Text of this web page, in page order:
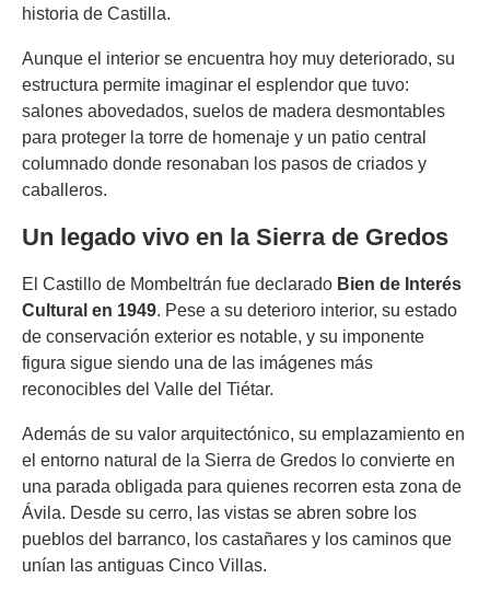
historia de Castilla.
Aunque el interior se encuentra hoy muy deteriorado, su
estructura permite imaginar el esplendor que tuvo:
salones abovedados, suelos de madera desmontables
para proteger la torre de homenaje y un patio central
columnado donde resonaban los pasos de criados y
caballeros.
Un legado vivo en la Sierra de Gredos
El Castillo de Mombeltrán fue declarado Bien de Interés
Cultural en 1949. Pese a su deterioro interior, su estado
de conservación exterior es notable, y su imponente
figura sigue siendo una de las imágenes más
reconocibles del Valle del Tiétar.
Además de su valor arquitectónico, su emplazamiento en
el entorno natural de la Sierra de Gredos lo convierte en
una parada obligada para quienes recorren esta zona de
Ávila. Desde su cerro, las vistas se abren sobre los
pueblos del barranco, los castañares y los caminos que
unían las antiguas Cinco Villas.